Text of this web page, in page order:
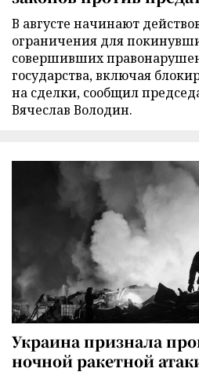
В августе начинают
ограничения для
совершивших
государства, включая
на сделки, сообщил
Вячеслав Володин.
Украина признала
ночной ракетной